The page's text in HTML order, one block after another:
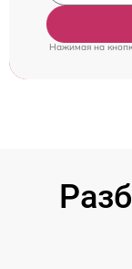
Нажимая на